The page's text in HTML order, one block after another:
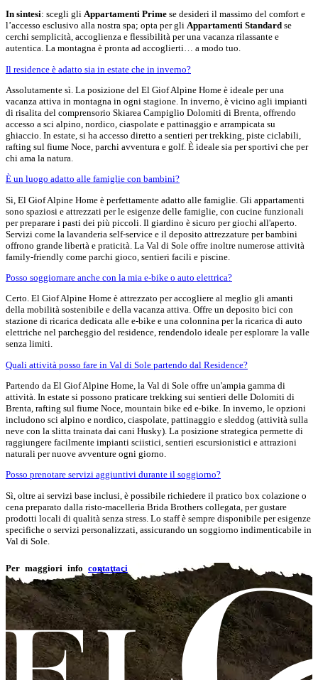
In sintesi: scegli gli Appartamenti Prime se desideri il massimo del comfort e
l’accesso esclusivo alla nostra spa; opta per gli Appartamenti Standard se
cerchi semplicità, accoglienza e flessibilità per una vacanza rilassante e
autentica. La montagna è pronta ad accoglierti… a modo tuo.
Il residence è adatto sia in estate che in inverno?
Assolutamente sì. La posizione del El Giof Alpine Home è ideale per una
vacanza attiva in montagna in ogni stagione. In inverno, è vicino agli impianti
di risalita del comprensorio Skiarea Campiglio Dolomiti di Brenta, offrendo
accesso a sci alpino, nordico, ciaspolate e pattinaggio e arrampicata su
ghiaccio. In estate, si ha accesso diretto a sentieri per trekking, piste ciclabili,
rafting sul fiume Noce, parchi avventura e golf. È ideale sia per sportivi che per
chi ama la natura.
È un luogo adatto alle famiglie con bambini?
Sì, El Giof Alpine Home è perfettamente adatto alle famiglie. Gli appartamenti
sono spaziosi e attrezzati per le esigenze delle famiglie, con cucine funzionali
per preparare i pasti dei più piccoli. Il giardino è sicuro per giochi all'aperto.
Servizi come la lavanderia self-service e il deposito attrezzature per bambini
offrono grande libertà e praticità. La Val di Sole offre inoltre numerose attività
family-friendly come parchi gioco, sentieri facili e piscine.
Posso soggiornare anche con la mia e-bike o auto elettrica?
Certo. El Giof Alpine Home è attrezzato per accogliere al meglio gli amanti
della mobilità sostenibile e della vacanza attiva. Offre un deposito bici con
stazione di ricarica dedicata alle e-bike e una colonnina per la ricarica di auto
elettriche nel parcheggio del residence, rendendolo ideale per esplorare la valle
senza limiti.
Quali attività posso fare in Val di Sole partendo dal Residence?
Partendo da El Giof Alpine Home, la Val di Sole offre un'ampia gamma di
attività. In estate si possono praticare trekking sui sentieri delle Dolomiti di
Brenta, rafting sul fiume Noce, mountain bike ed e-bike. In inverno, le opzioni
includono sci alpino e nordico, ciaspolate, pattinaggio e sleddog (attività sulla
neve con la slitta trainata dai cani Husky). La posizione strategica permette di
raggiungere facilmente impianti sciistici, sentieri escursionistici e attrazioni
naturali per nuove avventure ogni giorno.
Posso prenotare servizi aggiuntivi durante il soggiorno?
Sì, oltre ai servizi base inclusi, è possibile richiedere il pratico box colazione o
cena preparato dalla risto-macelleria Brida Brothers collegata, per gustare
prodotti locali di qualità senza stress. Lo staff è sempre disponibile per esigenze
specifiche o servizi personalizzati, assicurando un soggiorno indimenticabile in
Val di Sole.
Per maggiori info contattaci